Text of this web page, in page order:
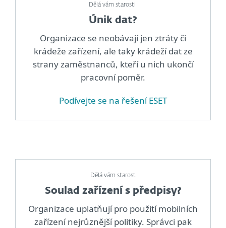
Dělá vám starosti
Únik dat?
Organizace se neobávají jen ztráty či
krádeže zařízení, ale taky krádeží dat ze
strany zaměstnanců, kteří u nich ukončí
pracovní poměr.
Podívejte se na řešení ESET
Dělá vám starost
Soulad zařízení s předpisy?
Organizace uplatňují pro použití mobilních
zařízení nejrůznější politiky. Správci pak